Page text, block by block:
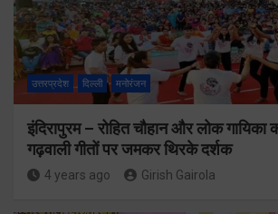
उत्तरप्रदेश दिल्ली मनोरंजन
इंदिरापुरम – रोहित चौहान और लोक गायिका
गढ़वाली गीतों पर जमकर थिरके दर्शक
4 years ago Girish Gairola